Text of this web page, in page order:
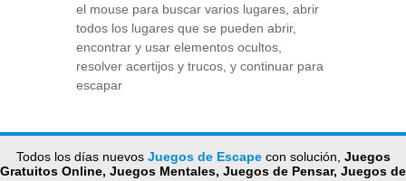
el mouse para buscar varios lugares, abrir
todos los lugares que se pueden abrir,
encontrar y usar elementos ocultos,
resolver acertijos y trucos, y continuar para
escapar
Todos los días nuevos Juegos de Escapecon solución, Juegos
Gratuitos Online, Juegos Mentales, Juegos de Pensar, Juegos de